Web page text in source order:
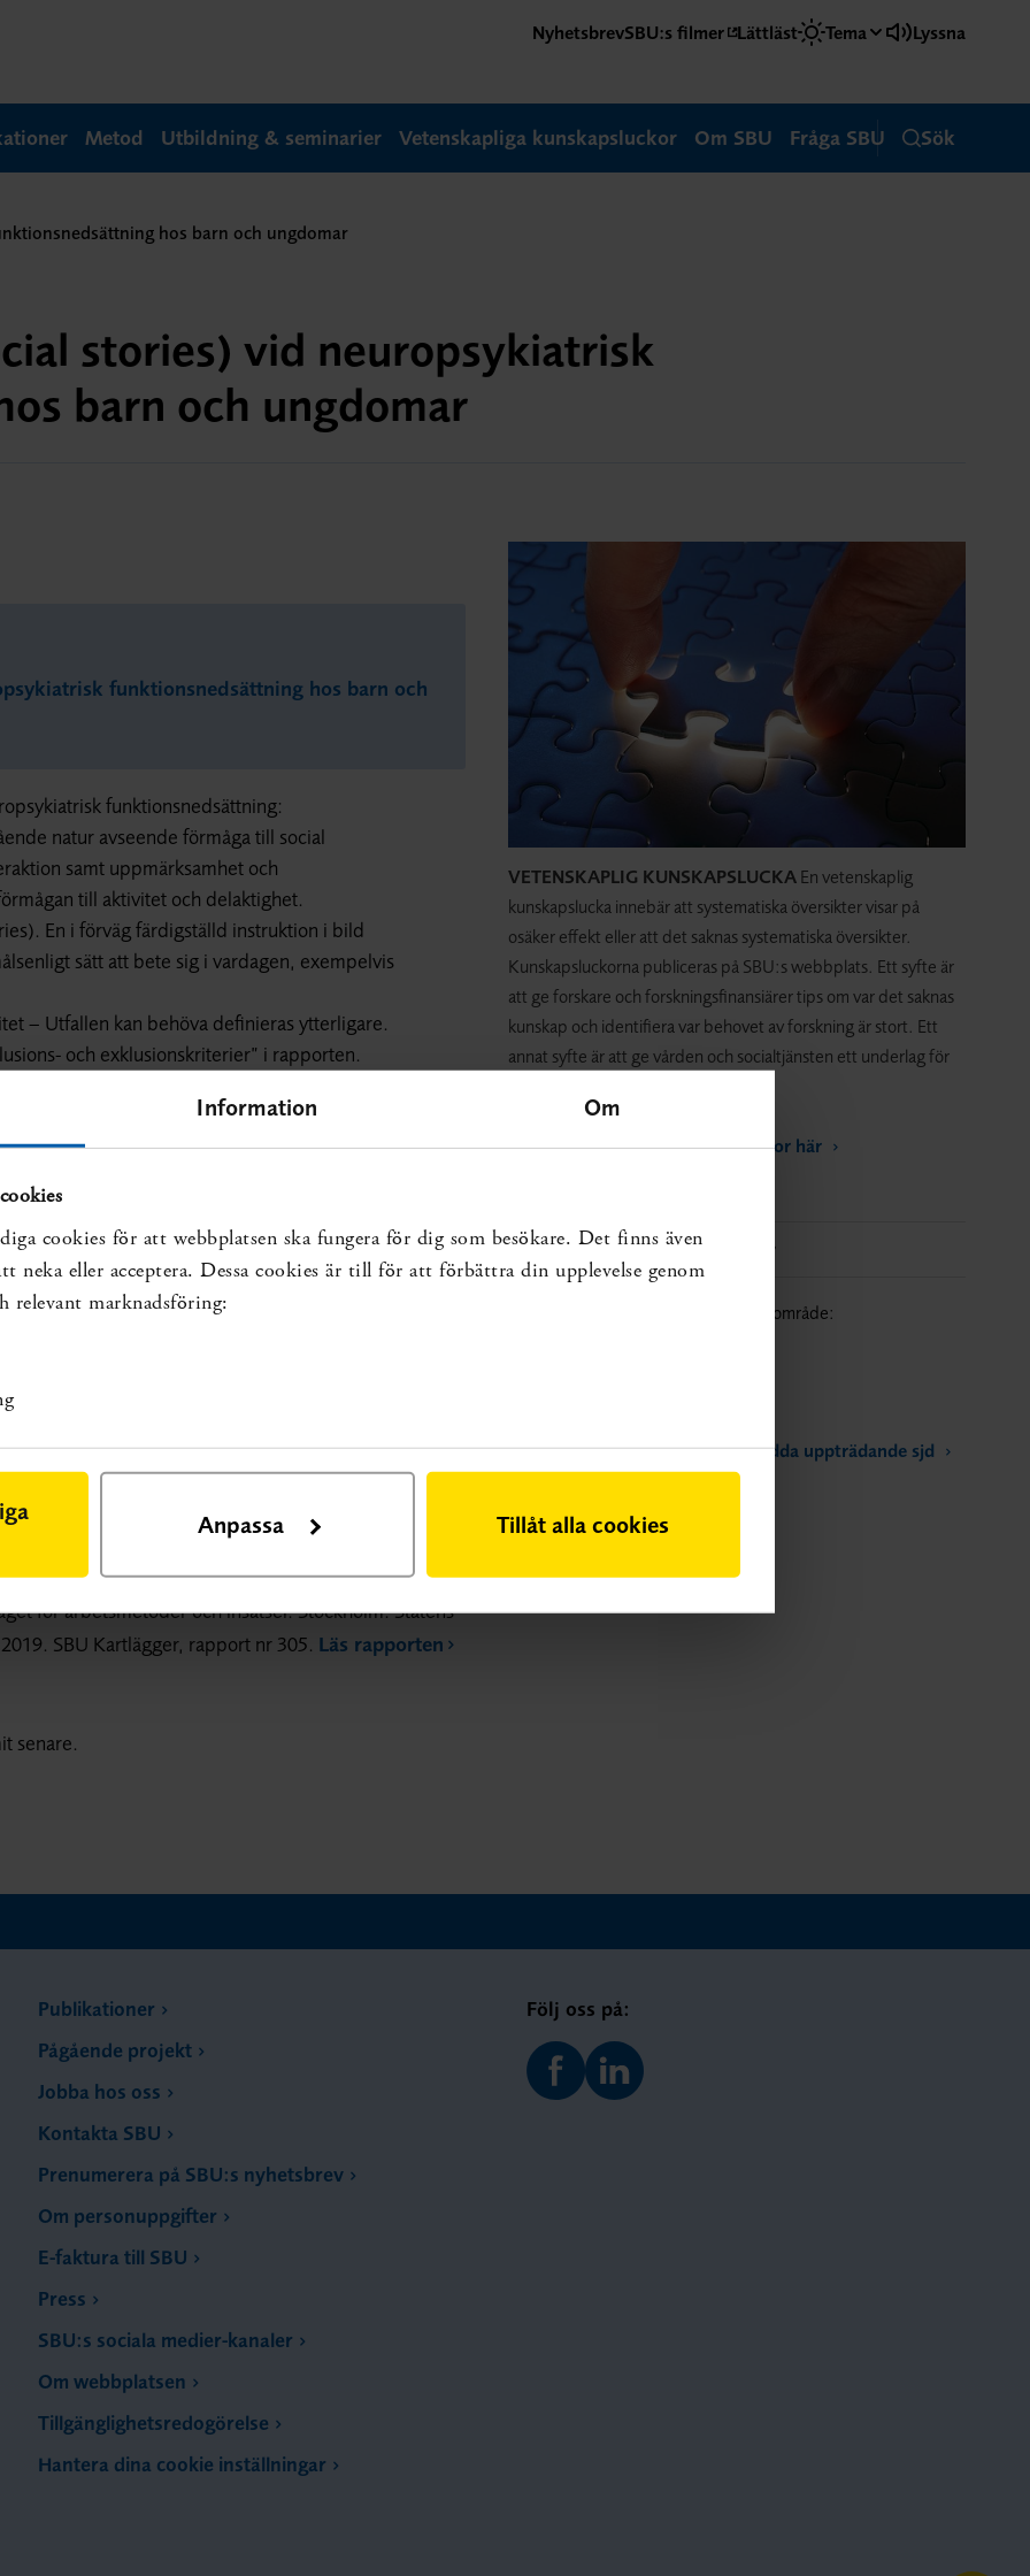
Information Om
cookies för att webbplatsen ska fungera för dig som besökare. Det finns även
neka eller acceptera. Dessa cookies är till för att förbättra din upplevelse genom
marknadsföring:
Anpassa Tillåt alla cookies
NyhetsbrevSBU:s filmer Lättläst Tema Lyssna
Metod Utbildning & seminarier Vetenskapliga kunskapsluckor Om SBU Fråga SBU Sök
hos barn och ungdomar
stories) vid neuropsykiatrisk
barn och ungdomar
funktionsnedsättning hos barn och
funktionsnedsättning:
natur avseende förmåga till social
samt uppmärksamhet och
till aktivitet och delaktighet.
En i förväg färdigställd instruktion i bild
sätt att bete sig i vardagen, exempelvis
– Utfallen kan behöva definieras ytterligare.
och exklusionskriterier” i rapporten.
med autism, jämfört med inget kommunikativt
på kunskapsluckan:
L. Social Stories to improve social skills in
62.
Mer om översikten
för arbetsmetoder och insatser. Stockholm: Statens
SBU Kartlägger, rapport nr 305. Läs rapporten
senare.
VETENSKAPLIG KUNSKAPSLUCKAEn vetenskaplig
kunskapslucka innebär att systematiska översikter visar på
osäker effekt eller att det saknas systematiska översikter.
Kunskapsluckorna publiceras på SBU:s webbplats. Ett syfte är
att ge forskare och forskningsfinansiärer tips om var det saknas
kunskap och identifiera var behovet av forskning är stort. Ett
annat syfte är att ge vården och socialtjänsten ett underlag för
Hitta publikationer och andra sidor här
Liknande kunskapsluckor
Sök fler kunskapsluckor inom samma område:
Medfödda, ärftliga och hos nyfödda uppträdande sjd
Information/utbildning
Publikationer
Pågående projekt
Jobba hos oss
Kontakta SBU
Prenumerera på SBU:s nyhetsbrev
Om personuppgifter
E-faktura till SBU
Press
SBU:s sociala medier-kanaler
Om webbplatsen
Tillgänglighetsredogörelse
Hantera dina cookie inställningar
Följ oss på: